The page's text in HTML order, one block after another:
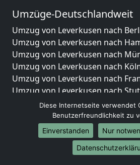
Umzüge-Deutschlandweit
Umzug von Leverkusen nach
Umzug von Leverkusen nach
Umzug von Leverkusen nach
Umzug von Leverkusen nach
Umzug von Leverkusen nach
Umzug von Leverkusen nach
Umzug von Leverkusen nach
Umzug von Leverkusen nach
Umzug von Leverkusen nach
Umzug von Leverkusen nach
Umzug von Leverkusen nach
Diese Internetseite verwendet
Benutzerfreundlichkeit zu
Einverstanden
Nur